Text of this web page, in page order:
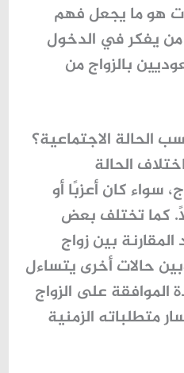
هو ما يجعل فهم
من يفكر في الدخول
بالزواج من
الحالة الاجتماعية؟
الحالة
سواء كان أعزبًا أو
كما تختلف بعض
المقارنة بين زواج
حالات أخرى يتساءل
الموافقة على الزواج
متطلباته الزمنية